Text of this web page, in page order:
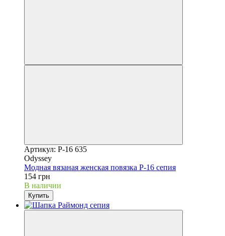
Артикул: P-16 635
Odyssey
Модная вязаная женская повязка P-16 сепия
154 грн
В наличии
Купить